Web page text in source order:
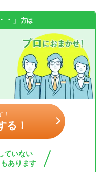
・」 方は
！
る！
ていない
あります